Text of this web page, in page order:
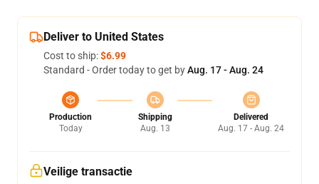
Deliver to United States
Cost to ship:$6.99
Standard - Order today to get byAug. 17 - Aug. 24
Production
Today
Shipping
Aug. 13
Delivered
Aug. 17 - Aug. 24
Veilige transactie